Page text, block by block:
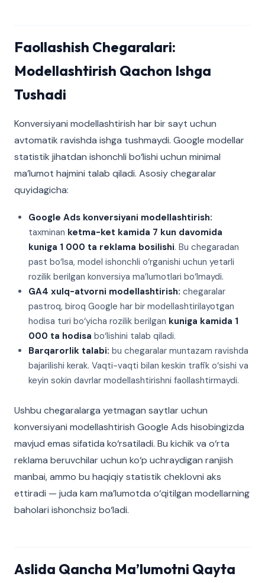
Faollashish Chegaralari:
Modellashtirish Qachon Ishga
Tushadi
Konversiyani modellashtirish har bir sayt uchun
avtomatik ravishda ishga tushmaydi. Google modellar
statistik jihatdan ishonchli bo‘lishi uchun minimal
ma’lumot hajmini talab qiladi. Asosiy chegaralar
quyidagicha:
Google Ads konversiyani modellashtirish:
taxminan ketma-ket kamida 7 kun davomida
kuniga 1 000 ta reklama bosilishi. Bu chegaradan
past bo‘lsa, model ishonchli o‘rganishi uchun yetarli
rozilik berilgan konversiya ma’lumotlari bo‘lmaydi.
GA4 xulq-atvorni modellashtirish: chegaralar
pastroq, biroq Google har bir modellashtirilayotgan
hodisa turi bo‘yicha rozilik berilgan kuniga kamida 1
000 ta hodisa bo‘lishini talab qiladi.
Barqarorlik talabi: bu chegaralar muntazam ravishda
bajarilishi kerak. Vaqti-vaqti bilan keskin trafik o‘sishi va
keyin sokin davrlar modellashtirishni faollashtirmaydi.
Ushbu chegaralarga yetmagan saytlar uchun
konversiyani modellashtirish Google Ads hisobingizda
mavjud emas sifatida ko‘rsatiladi. Bu kichik va o‘rta
reklama beruvchilar uchun ko‘p uchraydigan ranjish
manbai, ammo bu haqiqiy statistik cheklovni aks
ettiradi — juda kam ma’lumotda o‘qitilgan modellarning
baholari ishonchsiz bo‘ladi.
Aslida Qancha Ma’lumotni Qayta